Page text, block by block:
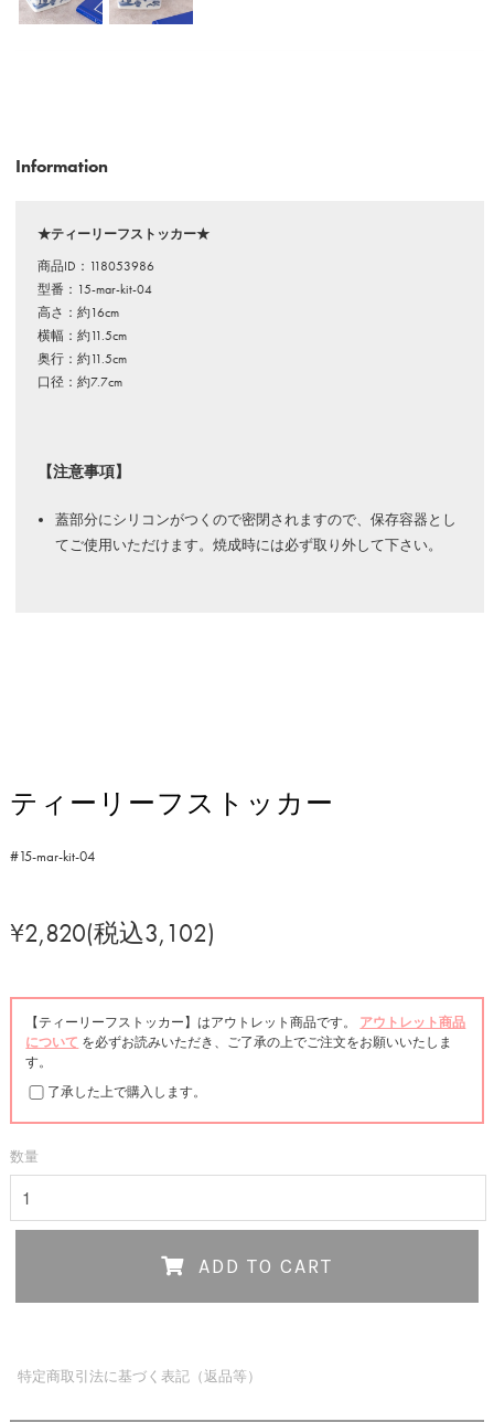
Information
★ティーリーフストッカー★
商品ID：118053986
型番：15-mar-kit-04
高さ：約16cm
横幅：約11.5cm
奥行：約11.5cm
口径：約7.7cm
【注意事項】
蓋部分にシリコンがつくので密閉されますので、保存容器とし
てご使用いただけます。焼成時には必ず取り外して下さい。
ティーリーフストッカー
#15-mar-kit-04
¥2,820(税込3,102)
【ティーリーフストッカー】はアウトレット商品です。 アウトレット商品
について を必ずお読みいただき、ご了承の上でご注文をお願いいたしま
す。
了承した上で購入します。
数量
ADD TO CART
特定商取引法に基づく表記（返品等）